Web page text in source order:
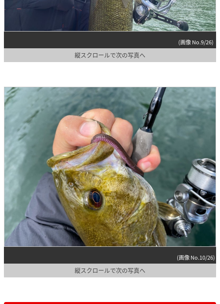
(画像 No.9/26)
縦スクロールで次の写真へ
(画像 No.10/26)
縦スクロールで次の写真へ